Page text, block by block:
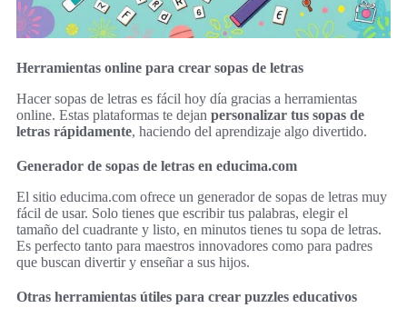
Herramientas online para crear sopas de letras
Hacer sopas de letras es fácil hoy día gracias a herramientas
online. Estas plataformas te dejan personalizar tus sopas de
letras rápidamente, haciendo del aprendizaje algo divertido.
Generador de sopas de letras en educima.com
El sitio educima.com ofrece un generador de sopas de letras muy
fácil de usar. Solo tienes que escribir tus palabras, elegir el
tamaño del cuadrante y listo, en minutos tienes tu sopa de letras.
Es perfecto tanto para maestros innovadores como para padres
que buscan divertir y enseñar a sus hijos.
Otras herramientas útiles para crear puzzles educativos